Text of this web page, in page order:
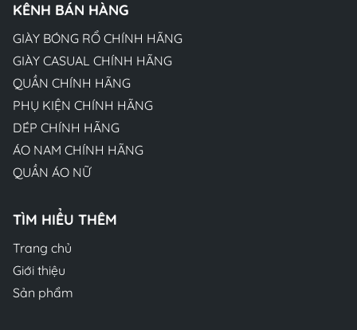
KÊNH BÁN HÀNG
GIÀY BÓNG RỔ CHÍNH HÃNG
GIÀY CASUAL CHÍNH HÃNG
QUẦN CHÍNH HÃNG
PHỤ KIỆN CHÍNH HÃNG
DÉP CHÍNH HÃNG
ÁO NAM CHÍNH HÃNG
QUẦN ÁO NỮ
TÌM HIỂU THÊM
Trang chủ
Giới thiệu
Sản phẩm